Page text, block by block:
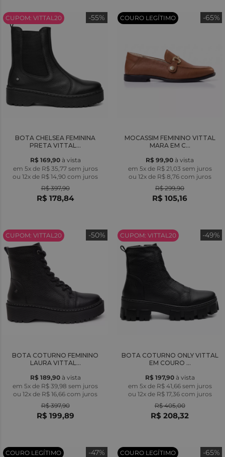
-55%
CUPOM: VITTAL20
BOTA CHELSEA FEMININA
PRETA VITTAL...
R$ 397,90
R$ 178,84
em 5x de R$ 35,77 sem juros
ou 12x de R$ 14,90 com juros
R$ 169,90à vista
-65%
COURO LEGÍTIMO
MOCASSIM FEMININO VITTAL
MARA EM C...
R$ 299,90
R$ 105,16
em 5x de R$ 21,03 sem juros
ou 12x de R$ 8,76 com juros
R$ 99,90 à vista
-50%
CUPOM: VITTAL20
BOTA COTURNO FEMININO
LAURA VITTAL...
R$ 397,90
R$ 199,89
em 5x de R$ 39,98 sem juros
ou 12x de R$ 16,66 com juros
R$ 189,90à vista
-49%
CUPOM: VITTAL20
BOTA COTURNO ONLY VITTAL
EM COURO ...
R$ 405,00
R$ 208,32
em 5x de R$ 41,66 sem juros
ou 12x de R$ 17,36 com juros
R$ 197,90à vista
-47%
COURO LEGÍTIMO -65%
COURO LEGÍTIMO